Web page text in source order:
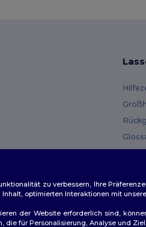
zu verbessern, Ihre
optimierten Interaktionen mit
der Website erforderlich sind,
für Personalisierung, Analyse und